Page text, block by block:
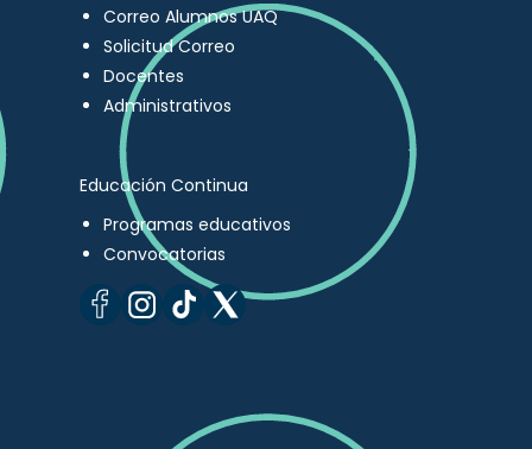
Correo Alumnos UAQ
Solicitud Correo
Docentes
Administrativos
Educación Continua
Programas educativos
Convocatorias